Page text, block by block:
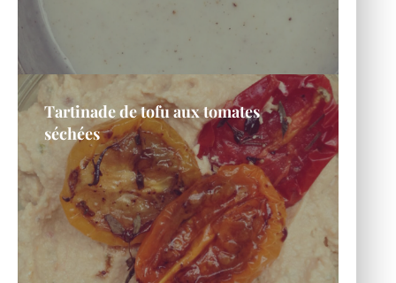
Tartinade de tofu aux tomates
séchées